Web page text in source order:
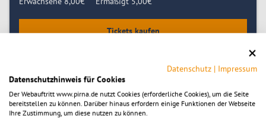
Tickets kaufen
Zeitpunkt
Montag 21.09.2026, 14:00-15:30
Montag 28.09.2026, 14:00
Datenschutz | Impressum
Datenschutzhinweis für Cookies
Der Webauftritt www.pirna.de nutzt Cookies (erforderliche Cookies), um die Seite
bereitstellen zu können. Darüber hinaus erfordern einige Funktionen der Webseite
Ihre Zustimmung, um diese nutzen zu können.